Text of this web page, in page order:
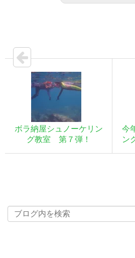
ボラ納屋シュノーケリン
グ教室 第７弾！
今
ン